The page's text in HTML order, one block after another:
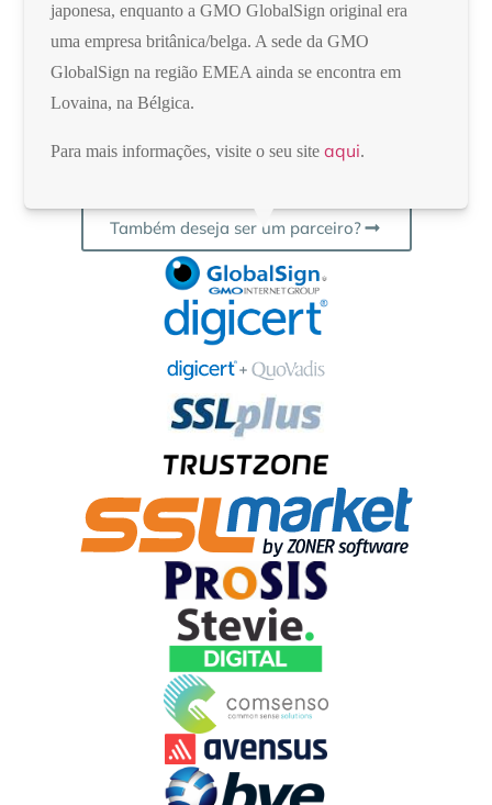
integradores de sistemas mais importantes.
Gostarias de saber mais sobre estas parcerias e as
com os nossos parceiros? Sinta-se à vontade para
Também deseja ser um parceiro?
japonesa, enquanto a GMO GlobalSign original era
uma empresa britânica/belga. A sede da GMO
GlobalSign na região EMEA ainda se encontra em
Lovaina, na Bélgica.
Para mais informações, visite o seu siteaqui.
▲